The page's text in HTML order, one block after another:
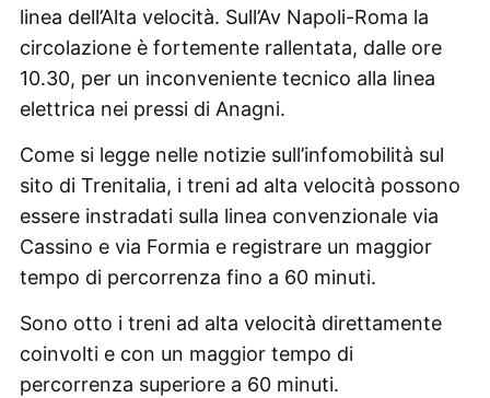
linea dell’Alta velocità. Sull’Av Napoli-Roma la
circolazione è fortemente rallentata, dalle ore
10.30, per un inconveniente tecnico alla linea
elettrica nei pressi di Anagni.
Come si legge nelle notizie sull’infomobilità sul
sito di Trenitalia, i treni ad alta velocità possono
essere instradati sulla linea convenzionale via
Cassino e via Formia e registrare un maggior
tempo di percorrenza fino a 60 minuti.
Sono otto i treni ad alta velocità direttamente
coinvolti e con un maggior tempo di
percorrenza superiore a 60 minuti.